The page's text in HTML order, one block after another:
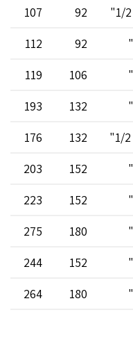
92
107
92
112
106
119
132
193
132
176
152
203
152
223
180
275
152
244
180
264